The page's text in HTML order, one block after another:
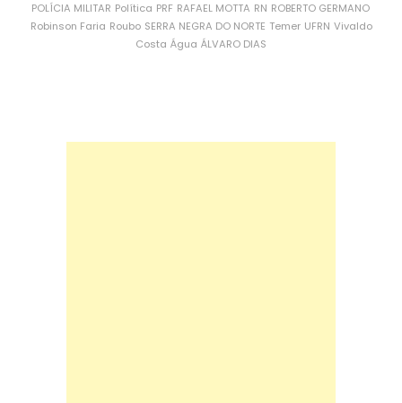
POLÍCIA MILITAR Política PRF RAFAEL MOTTA RN ROBERTO GERMANO
Robinson Faria Roubo SERRA NEGRA DO NORTE Temer UFRN Vivaldo
Costa Água ÁLVARO DIAS